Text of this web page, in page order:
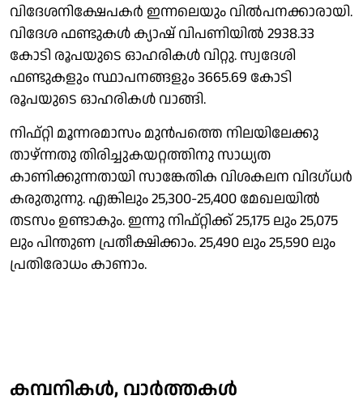
വിദേശനിക്ഷേപകർ ഇന്നലെയും വിൽപനക്കാരായി.
വിദേശ ഫണ്ടുകൾ ക്യാഷ് വിപണിയിൽ 2938.33
കോടി രൂപയുടെ ഓഹരികൾ വിറ്റു. സ്വദേശി
ഫണ്ടുകളും സ്ഥാപനങ്ങളും 3665.69 കോടി
രൂപയുടെ ഓഹരികൾ വാങ്ങി.
നിഫ്റ്റി മൂന്നരമാസം മുൻപത്തെ നിലയിലേക്കു
താഴ്ന്നതു തിരിച്ചുകയറ്റത്തിനു സാധ്യത
കാണിക്കുന്നതായി സാങ്കേതിക വിശകലന വിദഗ്ധർ
കരുതുന്നു. എങ്കിലും 25,300-25,400 മേഖലയിൽ
തടസം ഉണ്ടാകും. ഇന്നു നിഫ്റ്റിക്ക് 25,175 ലും 25,075
ലും പിന്തുണ പ്രതീക്ഷിക്കാം. 25,490 ലും 25,590 ലും
പ്രതിരോധം കാണാം.
കമ്പനികൾ, വാർത്തകൾ